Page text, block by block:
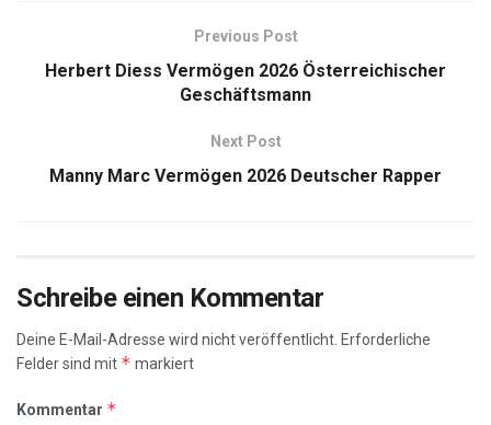
Previous Post
Herbert Diess Vermögen 2026 Österreichischer
Geschäftsmann
Next Post
Manny Marc Vermögen 2026 Deutscher Rapper
Schreibe einen Kommentar
Deine E-Mail-Adresse wird nicht veröffentlicht. Erforderliche
Felder sind mit * markiert
Kommentar *